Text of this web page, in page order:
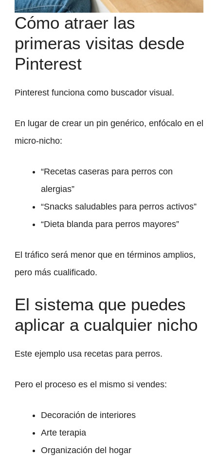
Cómo atraer las
primeras visitas desde
Pinterest
Pinterest funciona como buscador visual.
En lugar de crear un pin genérico, enfócalo en el
micro-nicho:
“Recetas caseras para perros con
alergias”
“Snacks saludables para perros activos”
“Dieta blanda para perros mayores”
El tráfico será menor que en términos amplios,
pero más cualificado.
El sistema que puedes
aplicar a cualquier nicho
Este ejemplo usa recetas para perros.
Pero el proceso es el mismo si vendes:
Decoración de interiores
Arte terapia
Organización del hogar